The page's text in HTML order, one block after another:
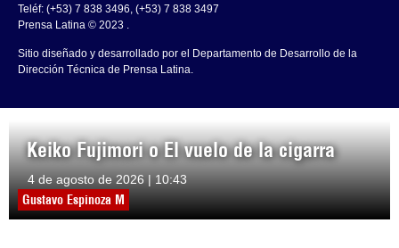
Keiko Fujimori o El vuelo de la cigarra
4 de agosto de 2026 | 10:43
Gustavo Espinoza M
Teléf: (+53) 7 838 3496, (+53) 7 838 3497
Prensa Latina © 2023 .
Sitio diseñado y desarrollado por el Departamento de Desarrollo de la
Dirección Técnica de Prensa Latina.